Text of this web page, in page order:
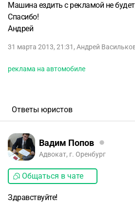
Машина ездить с рекламой не
Спасибо!
Андрей
31 марта 2013, 21:31 , Андрей
реклама на автомобиле
Ответы юристов
Вадим Попов
Адвокат, г. Оренбург
Общаться в чате
Здравствуйте!